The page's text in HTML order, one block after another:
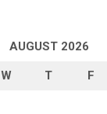
AUGUST 2026
W T F